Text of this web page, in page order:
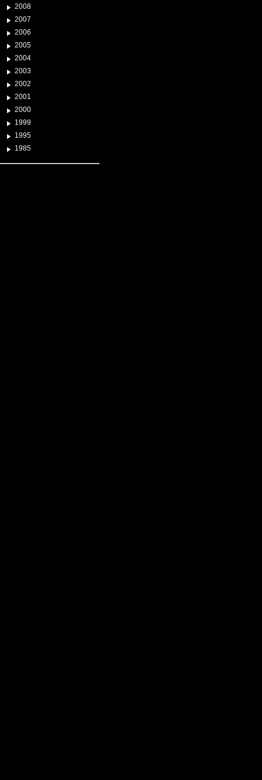
2008
2007
2006
2005
2004
2003
2002
2001
2000
1999
1995
1985